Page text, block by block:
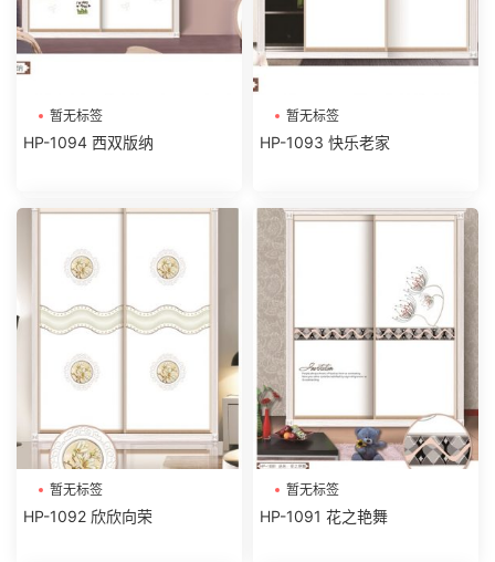
暂无标签
HP-1094 西双版纳
暂无标签
HP-1093 快乐老家
暂无标签
HP-1092 欣欣向荣
暂无标签
HP-1091 花之艳舞